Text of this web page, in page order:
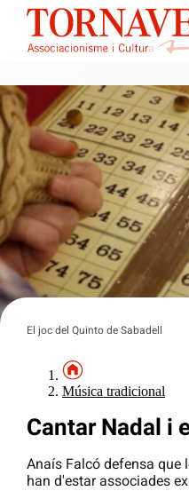
El joc del Quinto de Sabadell
Música tradicional
Cantar Nadal i
Anaís Falcó defensa que
han d'estar associades